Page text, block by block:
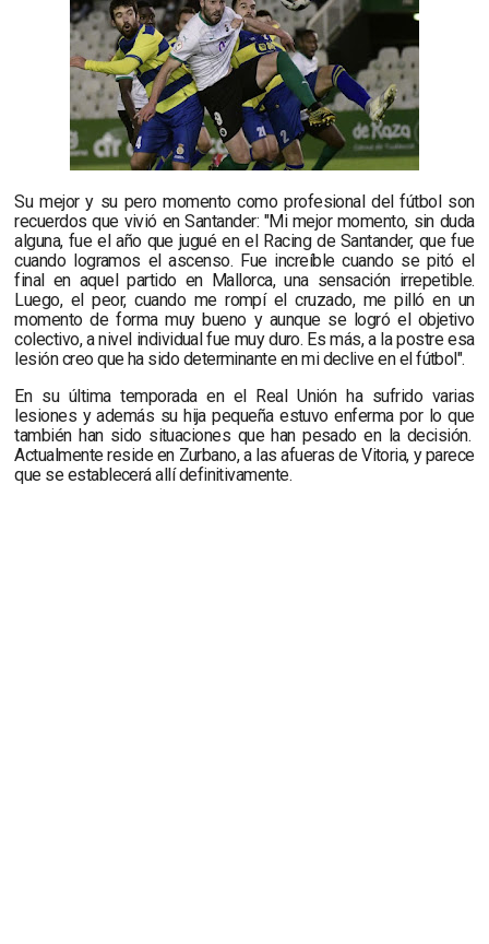
Su mejor y su pero momento como profesional del fútbol son
recuerdos que vivió en Santander: "Mi mejor momento, sin duda
alguna, fue el año que jugué en el Racing de Santander, que fue
cuando logramos el ascenso. Fue increíble cuando se pitó el
final en aquel partido en Mallorca, una sensación irrepetible.
Luego, el peor, cuando me rompí el cruzado, me pilló en un
momento de forma muy bueno y aunque se logró el objetivo
colectivo, a nivel individual fue muy duro. Es más, a la postre esa
lesión creo que ha sido determinante en mi declive en el fútbol".
En su última temporada en el Real Unión ha sufrido varias
lesiones y además su hija pequeña estuvo enferma por lo que
también han sido situaciones que han pesado en la decisión.
Actualmente reside en Zurbano, a las afueras de Vitoria, y parece
que se establecerá allí definitivamente.